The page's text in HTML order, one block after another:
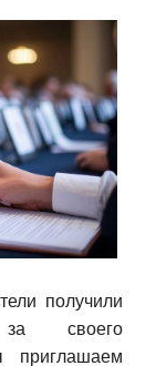
получили
за своего
приглашаем